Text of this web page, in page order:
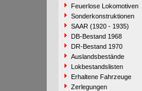
Feuerlose Lokomotiven
Sonderkonstruktionen
SAAR (1920 - 1935)
DB-Bestand 1968
DR-Bestand 1970
Auslandsbestände
Lokbestandslisten
Erhaltene Fahrzeuge
Zerlegungen